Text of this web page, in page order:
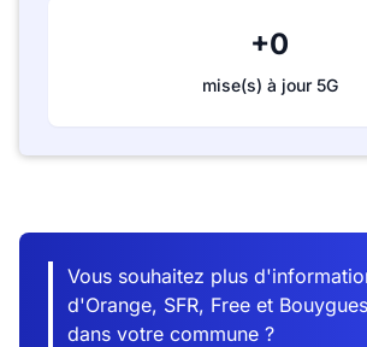
+0
mise(s) à jour 5G
Vous souhaitez plus
d'Orange, SFR, Free et
dans votre commune ?